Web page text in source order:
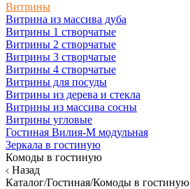
Витрины
Витрина из массива дуба
Витрины 1 створчатые
Витрины 2 створчатые
Витрины 3 створчатые
Витрины 4 створчатые
Витрины для посуды
Витрины из дерева и стекла
Витрины из массива сосны
Витрины угловые
Гостиная Вилия-М модульная
Зеркала в гостиную
Комоды в гостиную
Назад
Каталог/Гостиная/Комоды в гостиную